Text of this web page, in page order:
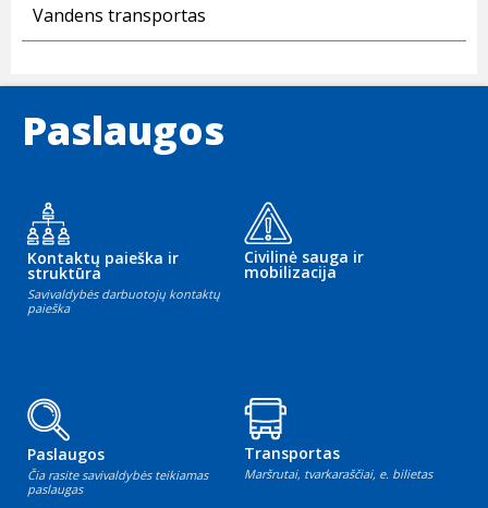
Vandens transportas
Paslaugos
Kontaktų paieška ir
struktūra
Savivaldybės darbuotojų kontaktų
paieška
Civilinė sauga ir
mobilizacija
Paslaugos
Čia rasite savivaldybės teikiamas
paslaugas
Transportas
Maršrutai, tvarkaraščiai, e. bilietas